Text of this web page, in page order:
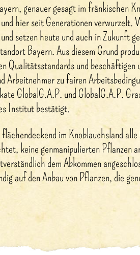
genauer gesagt im fränkischen
hier seit Generationen verwurzelt.
setzen heute und auch in Zukunft
Bayern. Aus diesem Grund
Qualitätsstandards und beschäftigen
Arbeitnehmer zu fairen
GlobalG.A.P. und GlobalG.A.P.
Institut bestätigt.
im Knoblauchsland alle
keine genmanipulierten Pflanzen
dem Abkommen
auf den Anbau von Pflanzen, die